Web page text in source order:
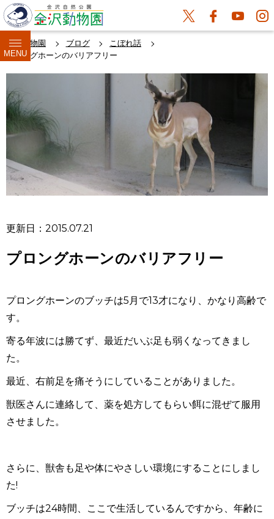
MENU
金沢動物園 ブログ
こぼれ話
プロングホーンのバリアフリー
更新日：2015.07.21
プロングホーンのバリアフリー
プロングホーンのブッチは5月で13才になり、かなり高齢で
す。
寄る年波には勝てず、最近だいぶ足も弱くなってきまし
た。
最近、右前足を痛そうにしていることがありました。
獣医さんに連絡して、薬を処方してもらい餌に混ぜて服用
させました。
さらに、獣舎も足や体にやさしい環境にすることにしまし
た!
ブッチは24時間、ここで生活しているんですから、年齢に